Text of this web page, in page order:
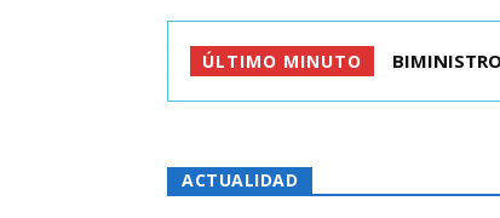
ÚLTIMO MINUTO TIROTEO
ACTUALIDAD